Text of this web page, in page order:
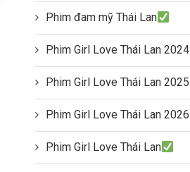
Phim đam mỹ Thái Lan
Phim Girl Love Thái Lan 2024
Phim Girl Love Thái Lan 2025
Phim Girl Love Thái Lan 2026
Phim Girl Love Thái Lan